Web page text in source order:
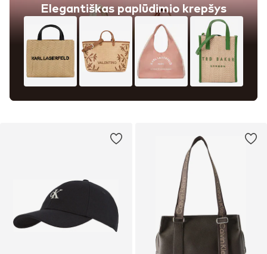
Elegantiškas paplūdimio krepšys